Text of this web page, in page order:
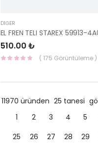
DIĞER
EL FREN TELI STAREX 59913-
510.00 ₺
( 175 Görüntüleme )
11970 üründen 25 tanesi
1
2 3 4 5
25
26 27 28 29